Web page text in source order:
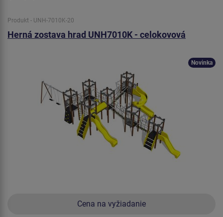
Produkt - UNH-7010K-20
Herná zostava hrad UNH7010K - celokovová
Cena na vyžiadanie
Novinka